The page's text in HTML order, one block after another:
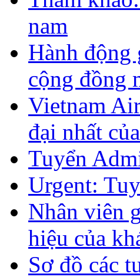
nam
Hành động
cộng đồng
Vietnam
đại nhất
Tuyển
Urgent:
Nhân viên
hiệu của
Sơ đồ các